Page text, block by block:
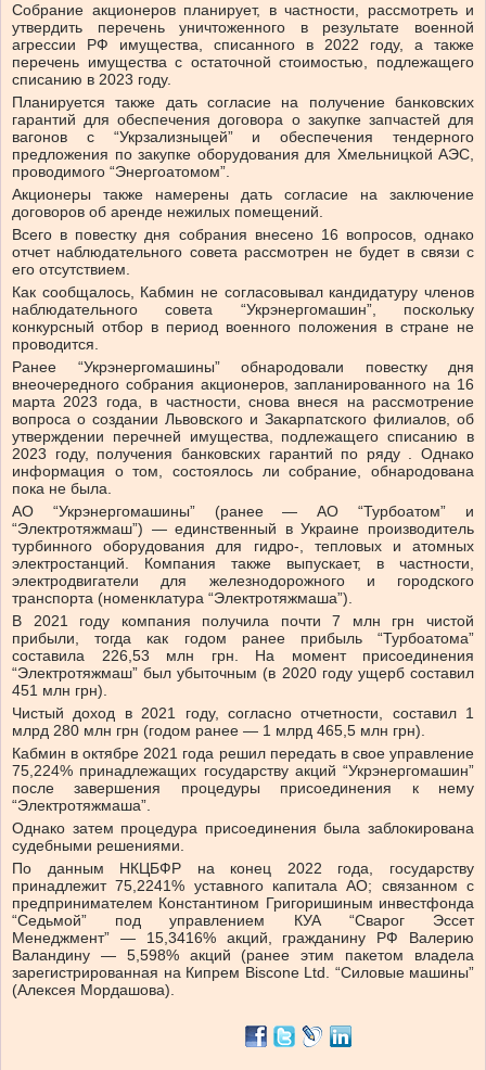
Собрание акционеров планирует, в частности, рассмотреть и
утвердить перечень уничтоженного в результате военной
агрессии РФ имущества, списанного в 2022 году, а также
перечень имущества с остаточной стоимостью, подлежащего
списанию в 2023 году.
Планируется также дать согласие на получение банковских
гарантий для обеспечения договора о закупке запчастей для
вагонов с “Укрзализныцей” и обеспечения тендерного
предложения по закупке оборудования для Хмельницкой АЭС,
проводимого “Энергоатомом”.
Акционеры также намерены дать согласие на заключение
договоров об аренде нежилых помещений.
Всего в повестку дня собрания внесено 16 вопросов, однако
отчет наблюдательного совета рассмотрен не будет в связи с
его отсутствием.
Как сообщалось, Кабмин не согласовывал кандидатуру членов
наблюдательного совета “Укрэнергомашин”, поскольку
конкурсный отбор в период военного положения в стране не
проводится.
Ранее “Укрэнергомашины” обнародовали повестку дня
внеочередного собрания акционеров, запланированного на 16
марта 2023 года, в частности, снова внеся на рассмотрение
вопроса о создании Львовского и Закарпатского филиалов, об
утверждении перечней имущества, подлежащего списанию в
2023 году, получения банковских гарантий по ряду . Однако
информация о том, состоялось ли собрание, обнародована
пока не была.
АО “Укрэнергомашины” (ранее — АО “Турбоатом” и
“Электротяжмаш”) — единственный в Украине производитель
турбинного оборудования для гидро-, тепловых и атомных
электростанций. Компания также выпускает, в частности,
электродвигатели для железнодорожного и городского
транспорта (номенклатура “Электротяжмаша”).
В 2021 году компания получила почти 7 млн грн чистой
прибыли, тогда как годом ранее прибыль “Турбоатома”
составила 226,53 млн грн. На момент присоединения
“Электротяжмаш” был убыточным (в 2020 году ущерб составил
451 млн грн).
Чистый доход в 2021 году, согласно отчетности, составил 1
млрд 280 млн грн (годом ранее — 1 млрд 465,5 млн грн).
Кабмин в октябре 2021 года решил передать в свое управление
75,224% принадлежащих государству акций “Укрэнергомашин”
после завершения процедуры присоединения к нему
“Электротяжмаша”.
Однако затем процедура присоединения была заблокирована
судебными решениями.
По данным НКЦБФР на конец 2022 года, государству
принадлежит 75,2241% уставного капитала АО; связанном с
предпринимателем Константином Григоришиным инвестфонда
“Седьмой” под управлением КУА “Сварог Эссет
Менеджмент” — 15,3416% акций, гражданину РФ Валерию
Валандину — 5,598% акций (ранее этим пакетом владела
зарегистрированная на Кипрем Biscone Ltd. “Силовые машины”
(Алексея Мордашова).